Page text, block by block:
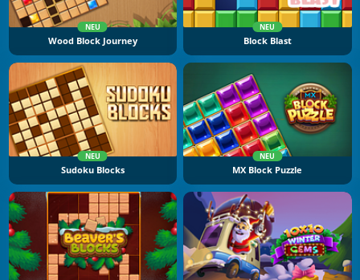
NEU
Wood Block Journey
NEU
Block Blast
NEU
Sudoku Blocks
NEU
MX Block Puzzle